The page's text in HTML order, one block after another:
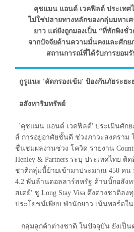
คุชแมน แอนด์ เวคฟีลด์ ประเทศ
ไม่ใช่ปลายทางหลักของกลุ่มมหาเศ
ยาว แต่ยังถูกมองเป็น “ที่พักพิงชั่
จากปัจจัยด้านความมั่นคงและศักย
สถานการณ์ที่ได้รับการยอม
กูรูแนะ 'คัดกรองเข้ม' ป้องกันภัยระยะ
อสังหาริมทรัพย์
'คุชแมน แอนด์ เวคฟีลด์' ประเมินศักย
ส์ การอยู่อาศัยชั้นดี ช่วงภาวะสงคราม
ชื่นชมผลงานช่วง โควิด รายงาน
Henley & Partners ระบุ ประเทศไทย ติ
ชาติกลุ่มนี้ย้ายเข้ามาประมาณ 450 ค
4.2 พันล้านดอลลาร์สหรัฐ ด้านบิ๊กอสังห
สเตย์' ชู Long Stay Visa ดึงต่างชาติล
ประโยชน์เพียบ พำนักยาว เน้นพอร์ตใ
กลุ่มลูกค้าต่างชาติ ในปัจจุบัน ยังเป็